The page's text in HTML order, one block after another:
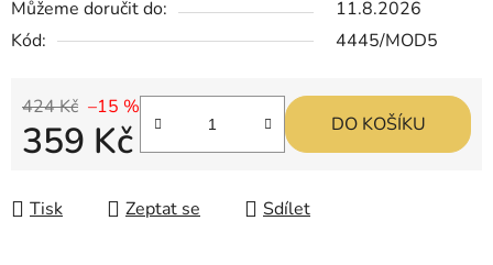
Můžeme doručit do:
11.8.2026
Kód:
4445/MOD5
424 Kč –15 %
359 Kč DO KOŠÍKU
Tisk Zeptat se Sdílet